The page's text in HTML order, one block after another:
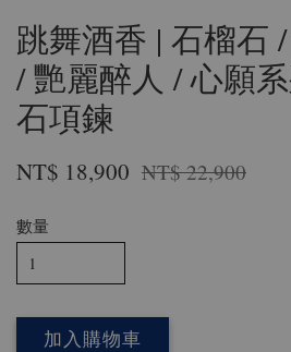
跳舞酒香 | 石榴石
/ 艷麗醉人 / 心願
石項鍊
NT$ 18,900 NT$ 22,900
數量
加入購物車